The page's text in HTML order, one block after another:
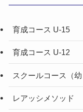
育成コース U-15
育成コース U-12
スクールコース（幼
レアッシメソッド